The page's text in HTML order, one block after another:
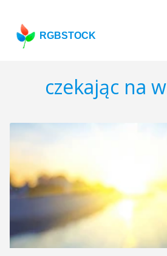
RGBSTOCK
czekając na